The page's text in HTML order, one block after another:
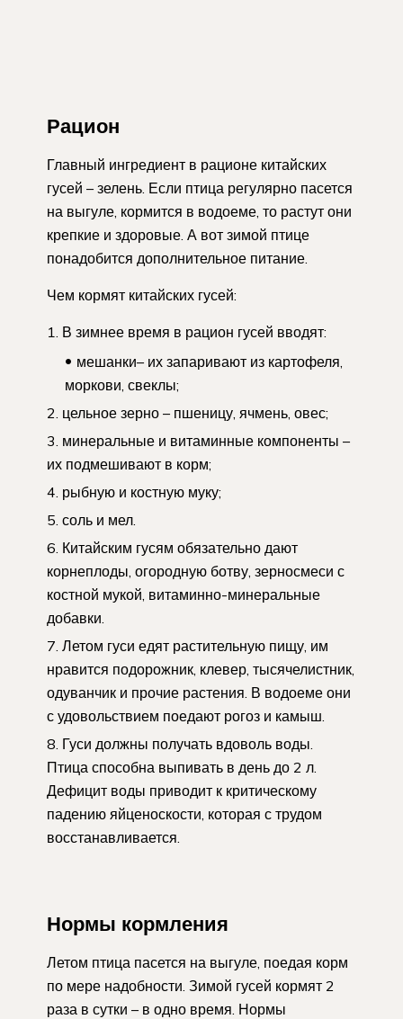
Рацион
Главный ингредиент в рационе китайских
гусей – зелень. Если птица регулярно пасется
на выгуле, кормится в водоеме, то растут они
крепкие и здоровые. А вот зимой птице
понадобится дополнительное питание.
Чем кормят китайских гусей:
В зимнее время в рацион гусей вводят:
мешанки– их запаривают из картофеля,
моркови, свеклы;
цельное зерно – пшеницу, ячмень, овес;
минеральные и витаминные компоненты –
их подмешивают в корм;
рыбную и костную муку;
соль и мел.
Китайским гусям обязательно дают
корнеплоды, огородную ботву, зерносмеси с
костной мукой, витаминно-минеральные
добавки.
Летом гуси едят растительную пищу, им
нравится подорожник, клевер, тысячелистник,
одуванчик и прочие растения. В водоеме они
с удовольствием поедают рогоз и камыш.
Гуси должны получать вдоволь воды.
Птица способна выпивать в день до 2 л.
Дефицит воды приводит к критическому
падению яйценоскости, которая с трудом
восстанавливается.
Нормы кормления
Летом птица пасется на выгуле, поедая корм
по мере надобности. Зимой гусей кормят 2
раза в сутки – в одно время. Нормы